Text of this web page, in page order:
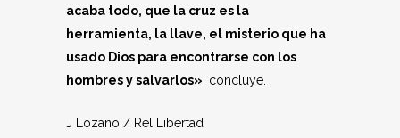
acaba todo, que la cruz es la
herramienta, la llave, el misterio que ha
usado Dios para encontrarse con los
hombres y salvarlos» , concluye.
J Lozano / Rel Libertad